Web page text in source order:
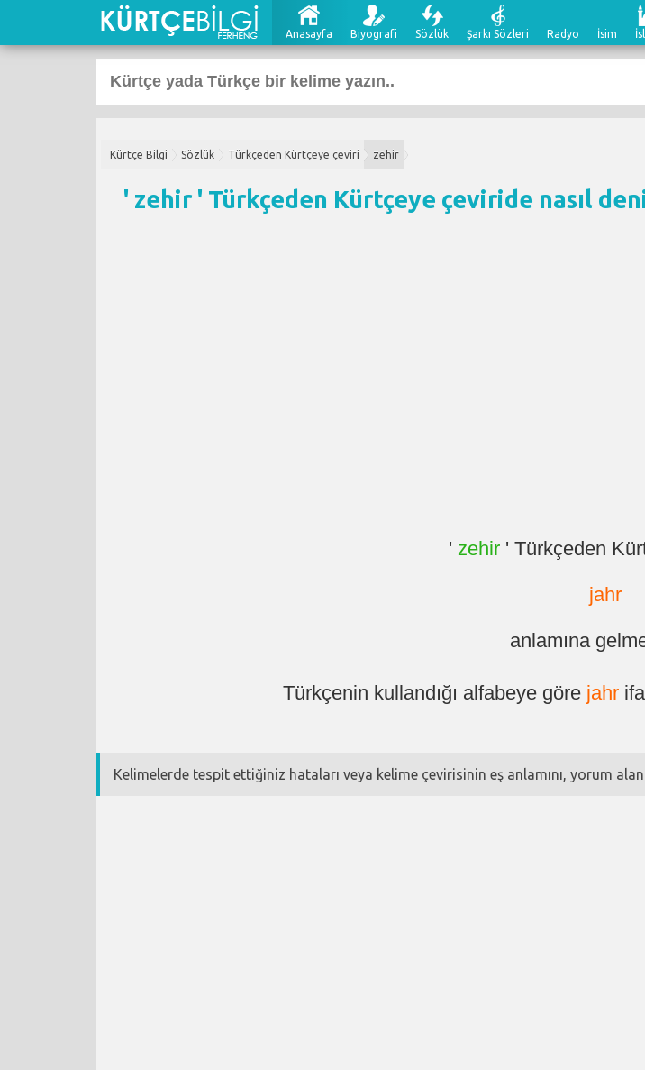
Anasayfa Biyografi Sözlük Şarkı Sözleri Radyo İsim
Kürtçe Bilgi Sözlük Türkçeden Kürtçeye çeviri zehir
' zehir ' Türkçeden Kürtçeye çeviride nasıl
' zehir ' Türkçeden
jahr
anlamına
Türkçenin kullandığı alfabeye göre jahr
Kelimelerde tespit ettiğiniz hataları veya kelime çevirisinin eş anlamını, yorum